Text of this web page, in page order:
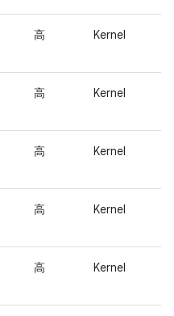
高 Kernel
高 Kernel
高 Kernel
高 Kernel
高 Kernel